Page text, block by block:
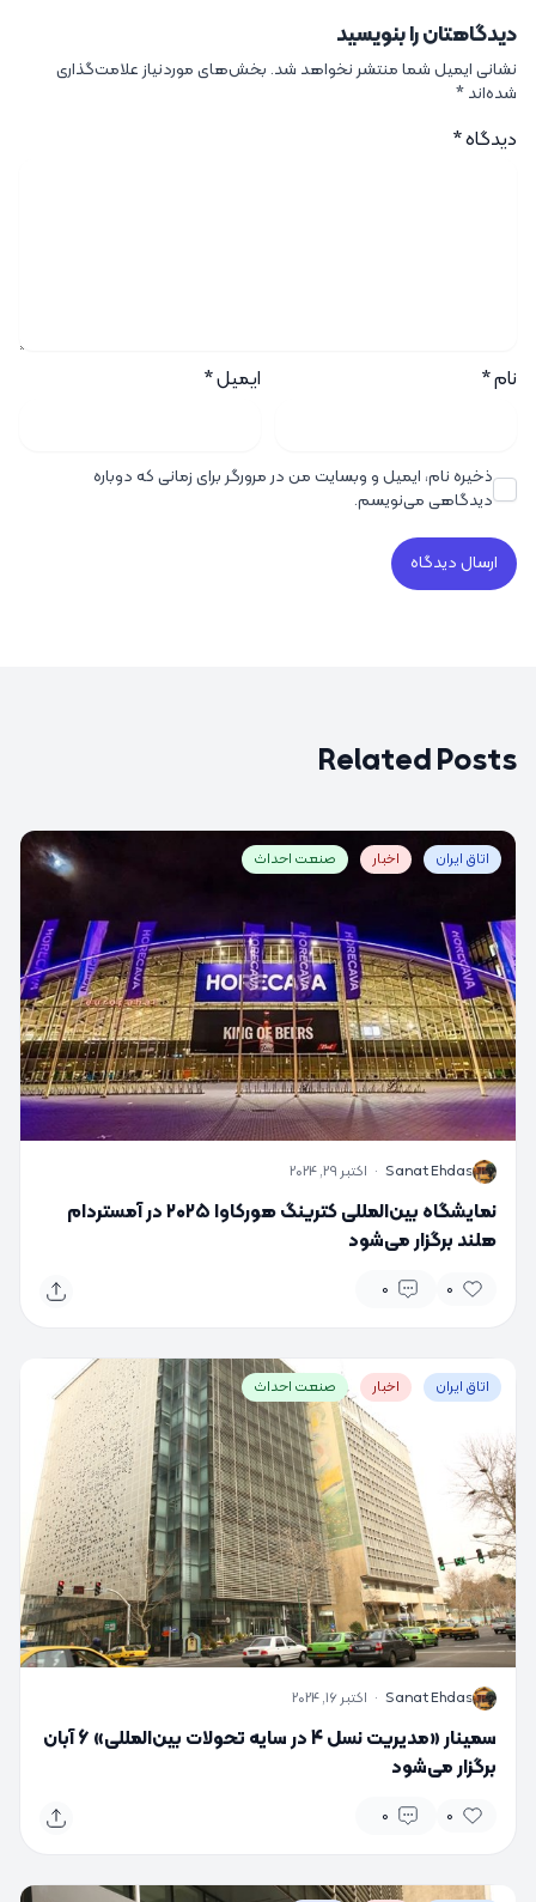
دیدگاهتان را بنویسید
نشانی ایمیل شما منتشر نخواهد شد. بخش‌های موردنیاز علامت‌گذاری
شده‌اند*
دیدگاه*
نام* ایمیل*
ذخیره نام، ایمیل و وبسایت من در مرورگر برای زمانی که دوباره
دیدگاهی می‌نویسم.
Related Posts
اتاق ایران اخبار صنعت احداث
S
Sanat Ehdas
· اکتبر 29, 2024
نمایشگاه بین‌المللی کترینگ هورکاوا ۲۰۲۵ در آمستردام
هلند برگزار می‌شود
0
0
اتاق ایران اخبار صنعت احداث
S
Sanat Ehdas
· اکتبر 16, 2024
سمینار «مدیریت نسل 4 در سایه تحولات بین‌المللی» 6 آبان
برگزار می‌شود
0
0